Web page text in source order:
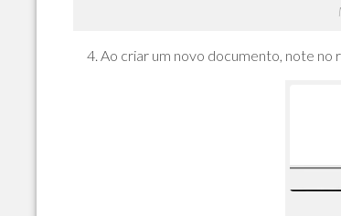
Ao criar um novo documento, note no